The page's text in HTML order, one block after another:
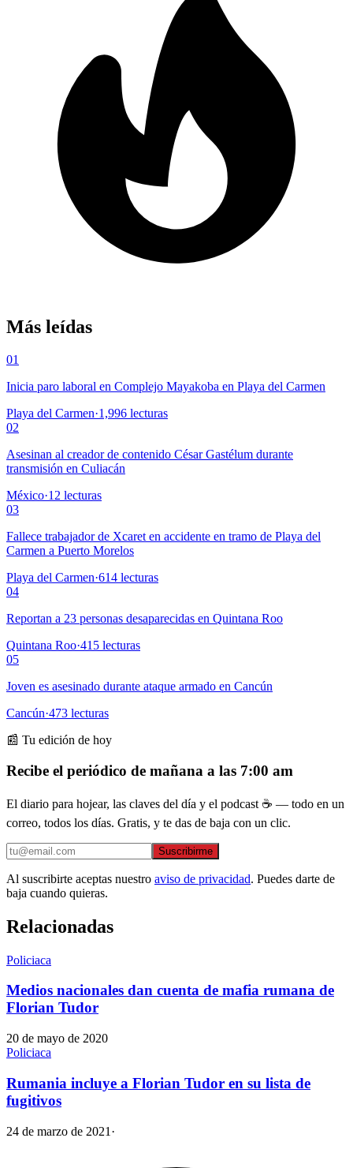
Más leídas
01
Inicia paro laboral en Complejo Mayakoba en Playa del Carmen
Playa del Carmen·1,996 lecturas
02
Asesinan al creador de contenido César Gastélum durante
transmisión en Culiacán
México·12 lecturas
03
Fallece trabajador de Xcaret en accidente en tramo de Playa del
Carmen a Puerto Morelos
Playa del Carmen·614 lecturas
04
Reportan a 23 personas desaparecidas en Quintana Roo
Quintana Roo·415 lecturas
05
Joven es asesinado durante ataque armado en Cancún
Cancún·473 lecturas
📰 Tu edición de hoy
Recibe el periódico de mañana a las 7:00 am
El diario para hojear, las claves del día y el podcast ☕ — todo en un
correo, todos los días. Gratis, y te das de baja con un clic.
Suscribirme
Al suscribirte aceptas nuestro aviso de privacidad. Puedes darte de
baja cuando quieras.
Relacionadas
Policiaca
Medios nacionales dan cuenta de mafia rumana de
Florian Tudor
20 de mayo de 2020
Policiaca
Rumania incluye a Florian Tudor en su lista de
fugitivos
24 de marzo de 2021 ·